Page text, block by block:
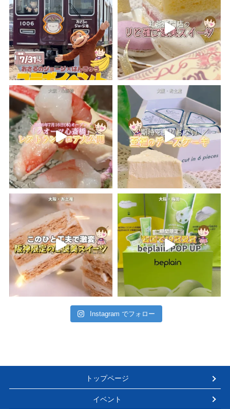
Instagram でフォロー
トップページ
イベント